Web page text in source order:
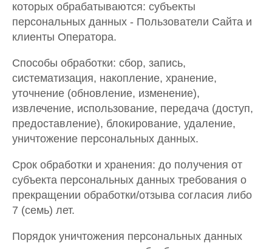
которых обрабатываются: субъекты
персональных данных - Пользователи Сайта и
клиенты Оператора.
Способы обработки: сбор, запись,
систематизация, накопление, хранение,
уточнение (обновление, изменение),
извлечение, использование, передача (доступ,
предоставление), блокирование, удаление,
уничтожение персональных данных.
Срок обработки и хранения: до получения от
субъекта персональных данных требования о
прекращении обработки/отзыва согласия либо
7 (семь) лет.
Порядок уничтожения персональных данных